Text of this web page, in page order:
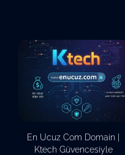
En Ucuz Com Domain |
Ktech Güvencesiyle